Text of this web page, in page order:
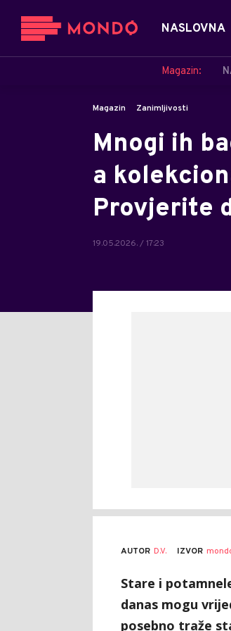
NASLOVNA
Magazin:
Magazin Zanimljivosti
Mnogi ih
a
Provjerite
19.05.2026. / 17:23
AUTOR D.V. IZVOR
Stare i
danas mogu
posebno traže